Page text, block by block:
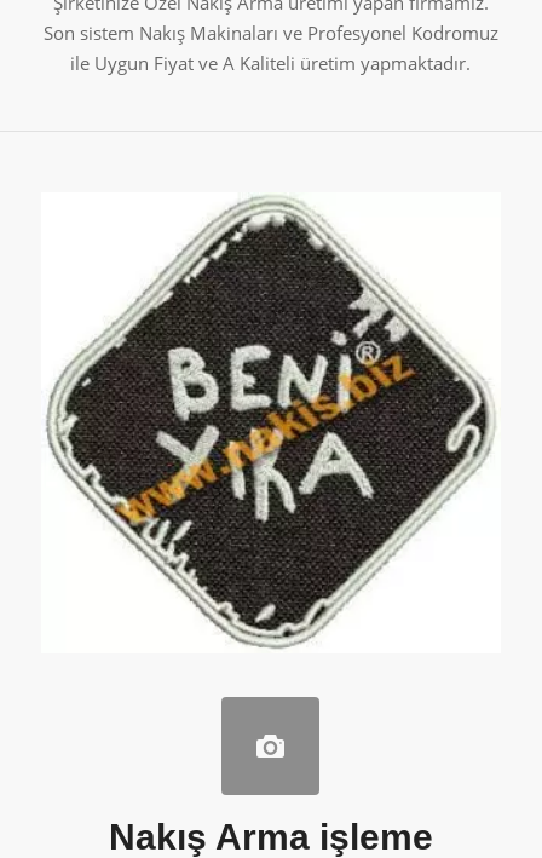
Son sistem Nakış Makinaları ve Profesyonel Kodromuz
ile Uygun Fiyat ve A Kaliteli üretim yapmaktadır.
Nakış Arma işleme